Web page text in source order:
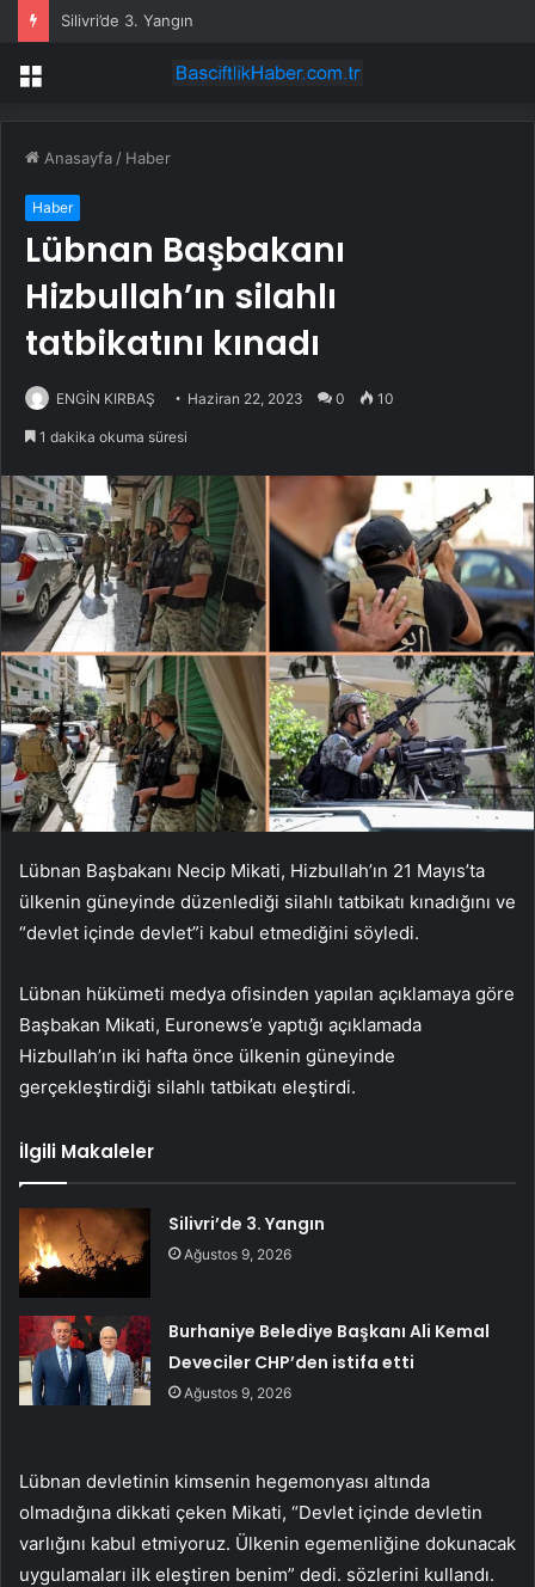
Silivri’de 3. Yangın
Menü
Anasayfa / Haber
Haber
Lübnan Başbakanı
Hizbullah’ın silahlı
tatbikatını kınadı
ENGİN KIRBAŞ Haziran 22, 2023 0 10
1 dakika okuma süresi
Lübnan Başbakanı Necip Mikati, Hizbullah’ın 21 Mayıs’ta
ülkenin güneyinde düzenlediği silahlı tatbikatı kınadığını ve
“devlet içinde devlet”i kabul etmediğini söyledi.
Lübnan hükümeti medya ofisinden yapılan açıklamaya göre
Başbakan Mikati, Euronews’e yaptığı açıklamada
Hizbullah’ın iki hafta önce ülkenin güneyinde
gerçekleştirdiği silahlı tatbikatı eleştirdi.
İlgili Makaleler
Silivri’de 3. Yangın
Ağustos 9, 2026
Burhaniye Belediye Başkanı Ali Kemal
Deveciler CHP’den istifa etti
Ağustos 9, 2026
Lübnan devletinin kimsenin hegemonyası altında
olmadığına dikkati çeken Mikati, “Devlet içinde devletin
varlığını kabul etmiyoruz. Ülkenin egemenliğine dokunacak
uygulamaları ilk eleştiren benim” dedi. sözlerini kullandı.